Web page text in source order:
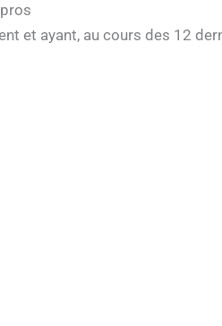
et ayant, au cours des 12